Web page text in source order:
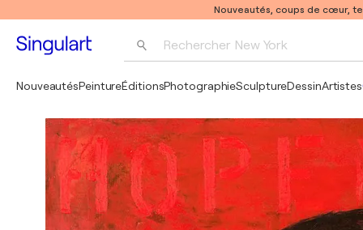
Nouveautés, coups de cœur,
Rechercher New York
Pablo Picasso
NouveautésPeintureÉditionsPhotographieSculptureDessinArtistes